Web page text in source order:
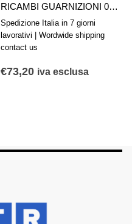
RICAMBI GUARNIZIONI 0490351302 AVENTICS SERIE 167/168-025
Spedizione Italia in 7 giorni
lavorativi | Wordwide shipping
contact us
€73,20 iva esclusa